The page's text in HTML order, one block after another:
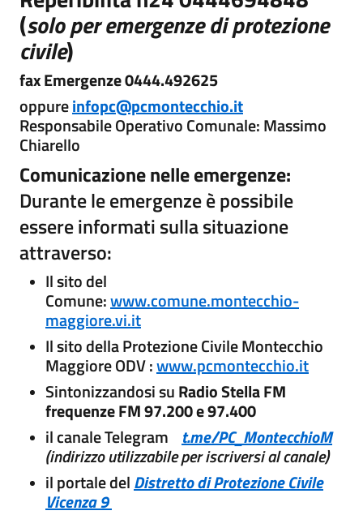
(solo per emergenze di protezione
civile)
fax Emergenze 0444.492625
oppureinfopc@pcmontecchio.it
Responsabile Operativo Comunale: Massimo
Chiarello
Comunicazione nelle emergenze:
Durante le emergenze è possibile
essere informati sulla situazione
attraverso:
Il sito del
Comune:www.comune.montecchio-
maggiore.vi.it
Il sito della Protezione Civile Montecchio
Maggiore ODV :www.pcmontecchio.it
Sintonizzandosi suRadio Stella FM
frequenze FM 97.200 e 97.400
il canale Telegram t.me/PC_MontecchioM
(indirizzo utilizzabile per iscriversi al canale)
il portale delDistretto di Protezione Civile
Vicenza 9